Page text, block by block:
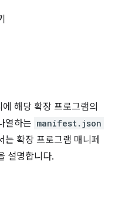
해당 확장 프로그램의
열하는 manifest.json
는 확장 프로그램 매니페
설명합니다.